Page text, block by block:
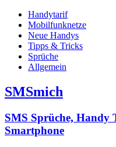
Handytarif
Mobilfunknetze
Neue Handys
Tipps & Tricks
Sprüche
Allgemein
SMSmich
SMS Sprüche, Handy
Smartphone